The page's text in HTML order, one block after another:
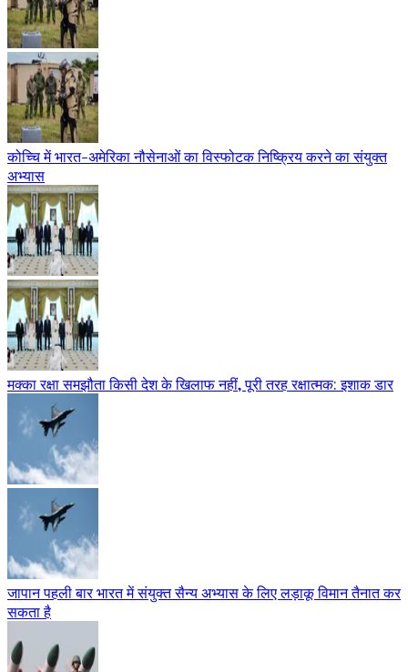
कोच्चि में भारत-अमेरिका नौसेनाओं का विस्फोटक निष्क्रिय करने का संयुक्त
अभ्यास
मक्का रक्षा समझौता किसी देश के खिलाफ नहीं, पूरी तरह रक्षात्मक: इशाक डार
जापान पहली बार भारत में संयुक्त सैन्य अभ्यास के लिए लड़ाकू विमान तैनात कर
सकता है